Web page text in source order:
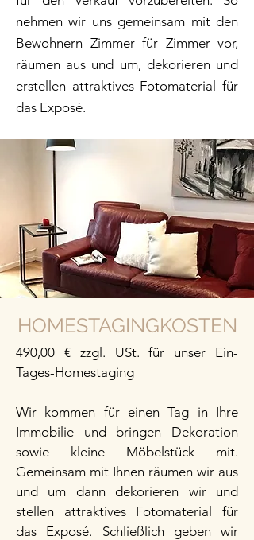
nehmen wir uns gemeinsam mit den
Bewohnern Zimmer für Zimmer vor,
räumen aus und um, dekorieren und
erstellen attraktives Fotomaterial für
das Exposé.
HOMESTAGINGKOSTEN
490,00 € zzgl. USt. für unser Ein-
Tages-Homestaging
Wir kommen für einen Tag in Ihre
Immobilie und bringen Dekoration
sowie kleine Möbelstück mit.
Gemeinsam mit Ihnen räumen wir aus
und um dann dekorieren wir und
stellen attraktives Fotomaterial für
das Exposé. Schließlich geben wir